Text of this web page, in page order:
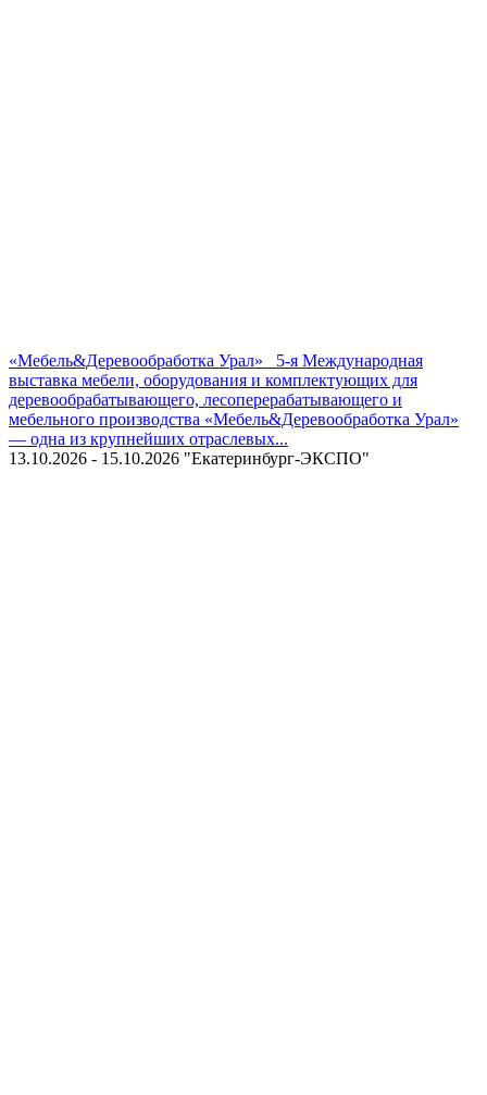
«Мебель&Деревообработка Урал» 5-я Международная
выставка мебели, оборудования и комплектующих для
деревообрабатывающего, лесоперерабатывающего и
мебельного производства «Мебель&Деревообработка Урал»
— одна из крупнейших отраслевых...
13.10.2026 - 15.10.2026 "Екатеринбург-ЭКСПО"